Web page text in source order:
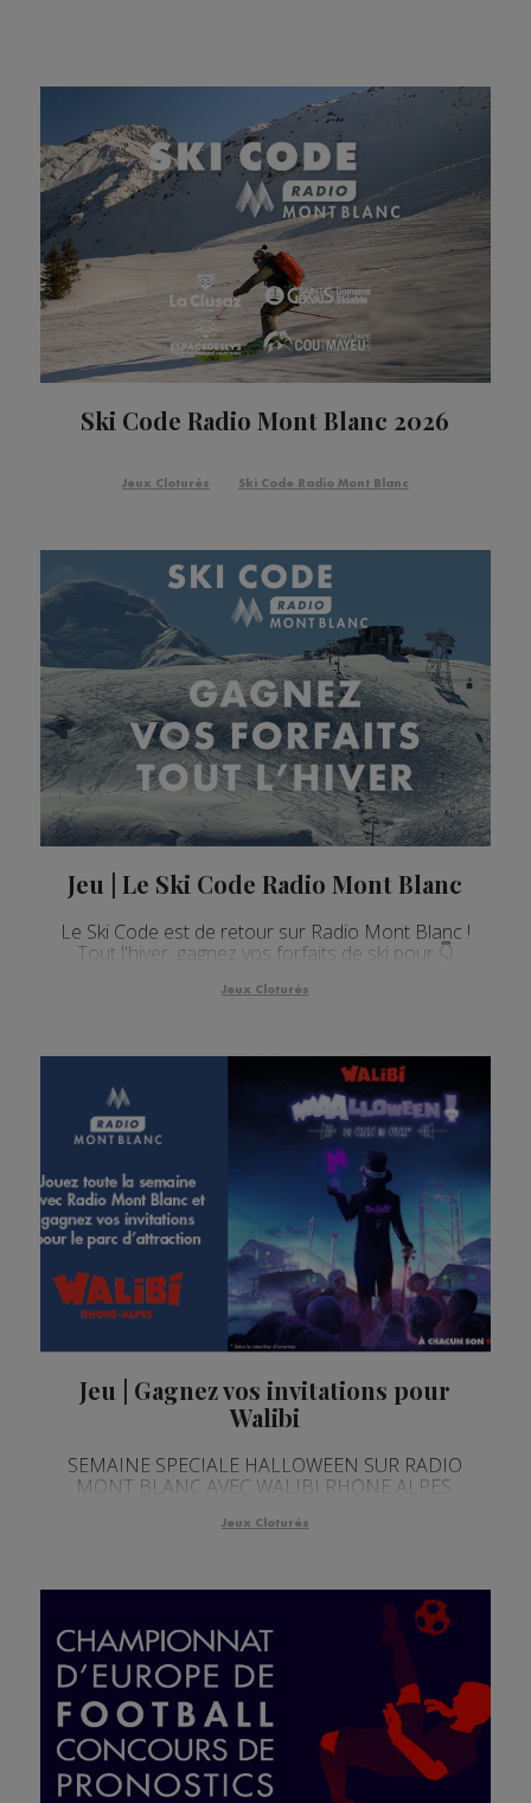
Ski Code Radio Mont Blanc 2026
Jeux Cloturés Ski Code Radio Mont Blanc
Jeu | Le Ski Code Radio Mont Blanc
Le Ski Code est de retour sur Radio Mont Blanc !
Tout l'hiver, gagnez vos forfaits de ski pour 👇
Jeux Cloturés
Jeu | Gagnez vos invitations pour
Walibi
SEMAINE SPECIALE HALLOWEEN SUR RADIO
MONT BLANC AVEC WALIBI RHONE ALPES.
Jeux Cloturés